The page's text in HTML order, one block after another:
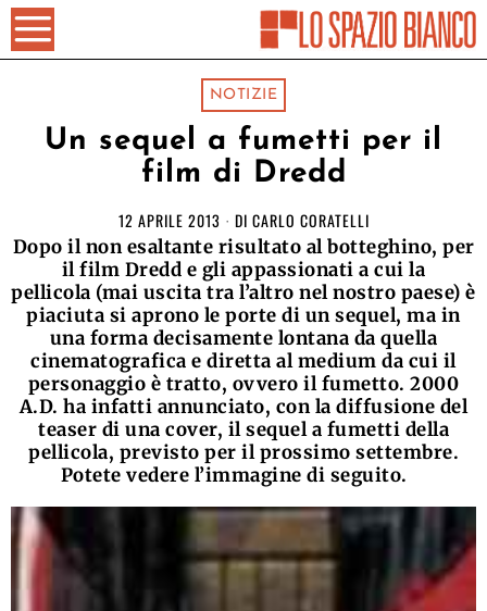
NOTIZIE
Un sequel a fumetti per il
film di Dredd
12 APRILE 2013 DI CARLO CORATELLI
Dopo il non esaltante risultato al botteghino, per
il film Dredd e gli appassionati a cui la
pellicola (mai uscita tra l’altro nel nostro paese) è
piaciuta si aprono le porte di un sequel, ma in
una forma decisamente lontana da quella
cinematografica e diretta al medium da cui il
personaggio è tratto, ovvero il fumetto. 2000
A.D. ha infatti annunciato, con la diffusione del
teaser di una cover, il sequel a fumetti della
pellicola, previsto per il prossimo settembre.
Potete vedere l’immagine di seguito.